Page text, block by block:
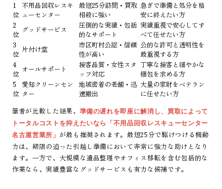
1
位
不用品回収レスキ
ューセンター
最短25分訪問・買取
相殺に強い
急ぎで準備と処分を格
安に終えたい方
2
位
グッドサービス
圧倒的な実績・包括
的なサポート
実績重視で安心してす
べて任せたい方
3
位
片付け堂
市区町村公認・信頼
性が高い
公的な許可と透明性を
最重視する方
4
位
オールサポート
接客品質・女性スタ
ッフ対応
丁寧な接客と細やかな
梱包を求める方
5
位
愛知クリーンセン
ター
地域密着の老舗・迅
速搬出
大量の家財をベテラン
に任せたい方
筆者が比較した結果、 準備の遅れを即座に解消し、買取によって
トータルコストを抑えたいなら「不用品回収レスキューセンター
名古屋営業所」 が最も推奨されます。最短25分で駆けつける機動
力は、期限の迫った引越し準備において非常に強力な助けとなり
ます。一方で、大規模な遺品整理やオフィス移転を含む包括的な
作業なら、実績豊富なグッドサービスも有力な候補です。